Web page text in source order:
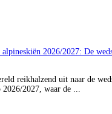
alpineskiën 2026/2027: De
reikhalzend uit naar de
2027, waar de ...